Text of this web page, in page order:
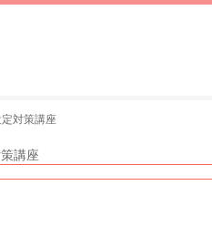
対策講座
講座